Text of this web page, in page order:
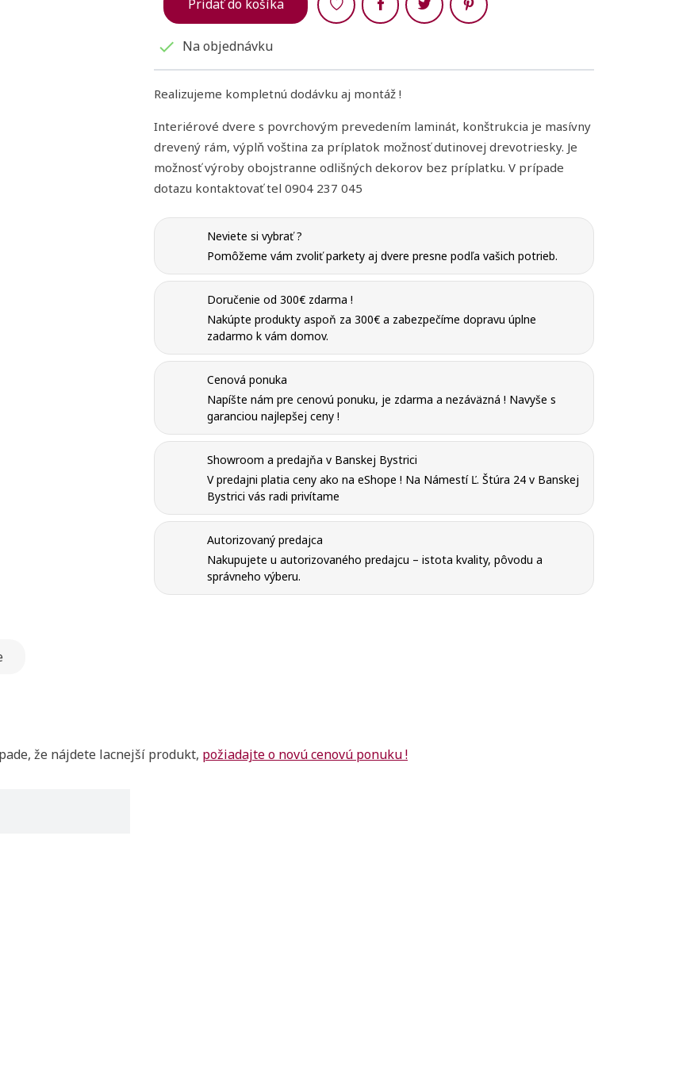
Pridať do košíka
 Na objednávku
Realizujeme kompletnú dodávku aj montáž !
Interiérové dvere s povrchovým prevedením laminát, konštrukcia je masívny
drevený rám, výplň voština za príplatok možnosť dutinovej drevotriesky. Je
možnosť výroby obojstranne odlišných dekorov bez príplatku. V prípade
dotazu kontaktovať tel 0904 237 045
Neviete si vybrať ?
Pomôžeme vám zvoliť parkety aj dvere presne podľa vašich potrieb.
Doručenie od 300€ zdarma !
Nakúpte produkty aspoň za 300€ a zabezpečíme dopravu úplne
zadarmo k vám domov.
Cenová ponuka
Napíšte nám pre cenovú ponuku, je zdarma a nezáväzná ! Navyše s
garanciou najlepšej ceny !
Showroom a predajňa v Banskej Bystrici
V predajni platia ceny ako na eShope ! Na Námestí Ľ. Štúra 24 v Banskej
Bystrici vás radi privítame
Autorizovaný predajca
Nakupujete u autorizovaného predajcu – istota kvality, pôvodu a
správneho výberu.
že nájdete lacnejší produkt, požiadajte o novú cenovú ponuku !
Vytvoriť zoznam želaní
Registrovať sa Ukončiť